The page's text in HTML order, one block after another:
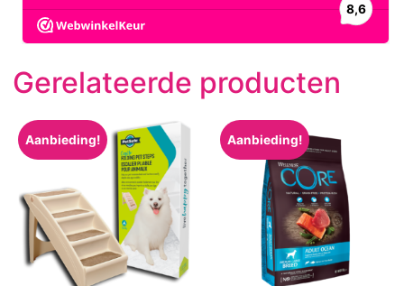
Gerelateerde producten
Aanbieding! Aanbieding!